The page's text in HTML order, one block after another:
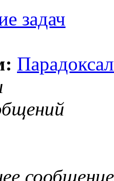
задач
сообщение